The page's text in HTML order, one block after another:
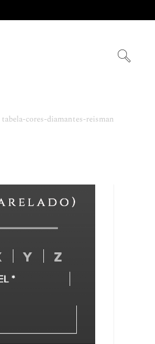
tabela-cores-diamantes-reisman